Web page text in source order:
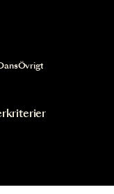
Övrigt